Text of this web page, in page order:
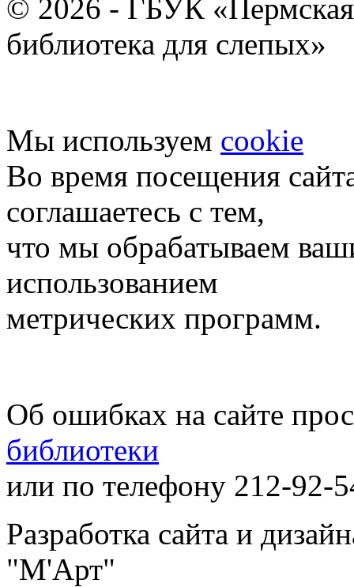
© 2026 - ГБУК «Пермская
библиотека для слепых»
Мы используем cookie
Во время посещения
соглашаетесь с тем,
что мы обрабатываем
использованием
метрических программ.
Об ошибках на сайте
библиотеки
или по телефону 212-92-
Разработка сайта и
"М'Арт"